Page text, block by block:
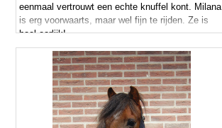
eenmaal vertrouwt een echte knuffel kont. Milana
is erg voorwaarts, maar wel fijn te rijden. Ze is
heel eerlijk!